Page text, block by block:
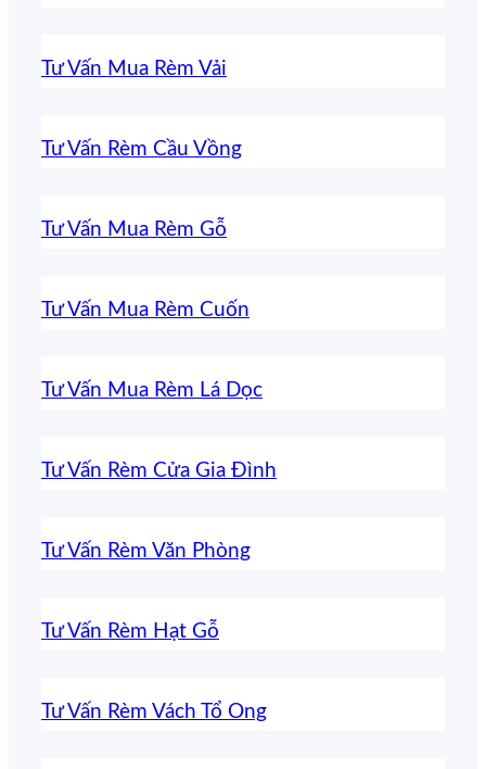
Tư Vấn Mua Rèm Vải
Tư Vấn Rèm Cầu Vồng
Tư Vấn Mua Rèm Gỗ
Tư Vấn Mua Rèm Cuốn
Tư Vấn Mua Rèm Lá Dọc
Tư Vấn Rèm Cửa Gia Đình
Tư Vấn Rèm Văn Phòng
Tư Vấn Rèm Hạt Gỗ
Tư Vấn Rèm Vách Tổ Ong